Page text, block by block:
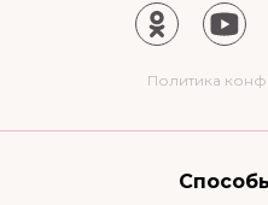
Политика